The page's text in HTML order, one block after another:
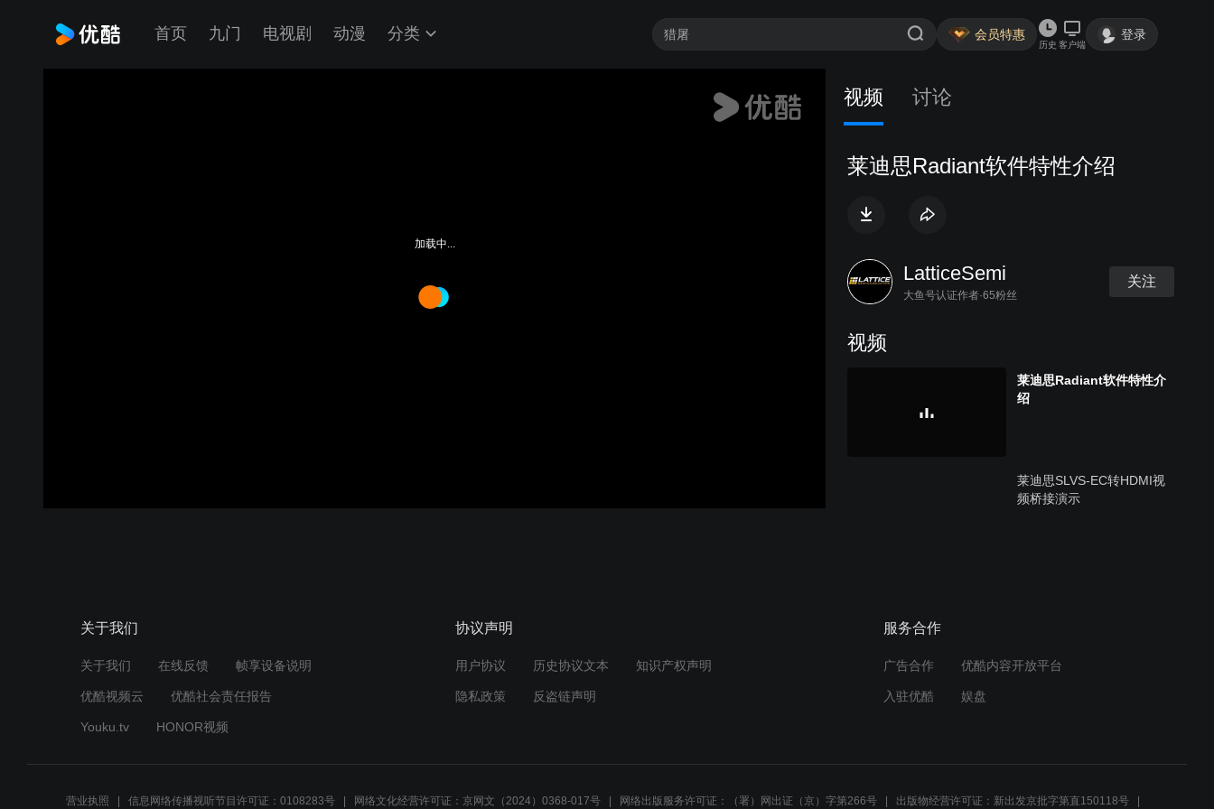
首页 九门 电视剧 动漫 分类 会员特惠
历史 客户端
登录
加载中...
视频 讨论
莱迪思Radiant软件特性介绍
LatticeSemi
大鱼号认证作者·65粉丝
关注
视频
莱迪思Radiant软件特性介
绍
莱迪思SLVS-EC转HDMI视
频桥接演示
关于我们
关于我们 在线反馈 帧享设备说明
优酷视频云 优酷社会责任报告
Youku.tv HONOR视频
协议声明
用户协议 历史协议文本 知识产权声明
隐私政策 反盗链声明
服务合作
广告合作 优酷内容开放平台
入驻优酷 娱盘
营业执照 信息网络传播视听节目许可证：0108283号 网络文化经营许可证：京网文（2024）0368-017号 网络出版服务许可证：（署）网出证（京）字第266号 出版物经营许可证：新出发京批字第直150118号